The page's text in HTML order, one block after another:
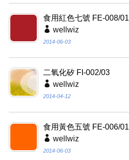
食用紅色七號 FE-008/01
wellwiz
2014-06-03
二氧化矽 FI-002/03
wellwiz
2014-04-12
食用黃色五號 FE-006/01
wellwiz
2014-06-03